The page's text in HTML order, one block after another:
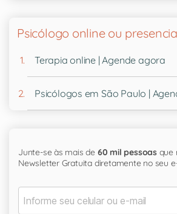
Psicólogo online ou
Terapia online | Agende agora
Psicólogos em São Paulo |
Junte-se às mais de 60 mil pessoasque
Newsletter Gratuita diretamente no seu